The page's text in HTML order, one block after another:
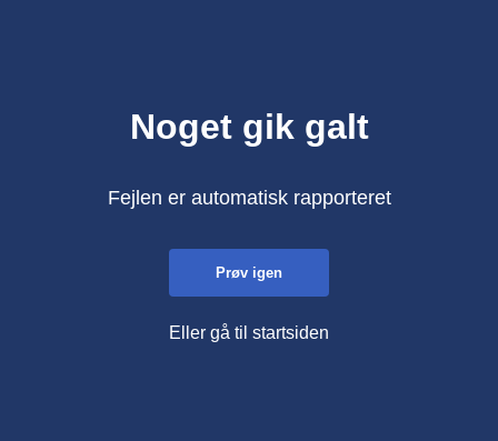
Noget gik galt
Fejlen er automatisk rapporteret
Prøv igen
Eller gå til startsiden